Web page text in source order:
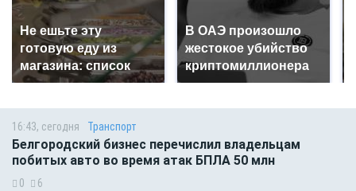
Не ешьте эту
готовую еду из
магазина: список
В ОАЭ произошло
жестокое убийство
криптомиллионера
16:43, сегодня Транспорт
Белгородский бизнес перечислил владельцам
побитых авто во время атак БПЛА 50 млн
0 6